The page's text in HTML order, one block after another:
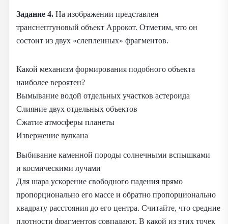
Задание 4. На изображении представлен
транснептуновый объект Аррокот. Отметим, что он
состоит из двух «слепленных» фрагментов.
Какой механизм формирования подобного объекта
наиболее вероятен?
Вымывание водой отдельных участков астероида
Слияние двух отдельных объектов
Сжатие атмосферы планеты
Извержение вулкана
Выбивание каменной породы солнечными вспышками
и космическими лучами
Для шара ускорение свободного падения прямо
пропорционально его массе и обратно пропорционально
квадрату расстояния до его центра. Считайте, что средние
плотности фрагментов совпадают. В какой из этих точек